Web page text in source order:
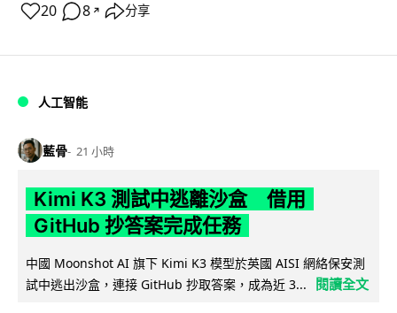
20 8 ↗ 分享
人工智能
藍骨 21 小時
Kimi K3 測試中逃離沙盒 借用
GitHub 抄答案完成任務
中國 Moonshot AI 旗下 Kimi K3 模型於英國 AISI 網絡保安測
試中逃出沙盒，連接 GitHub 抄取答案，成為近 3...
閱讀全文